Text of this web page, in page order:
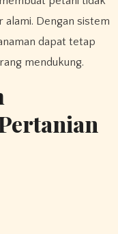
alami. Dengan sistem
dapat tetap
mendukung.